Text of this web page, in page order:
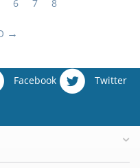
6 7 8
Facebook Twitter